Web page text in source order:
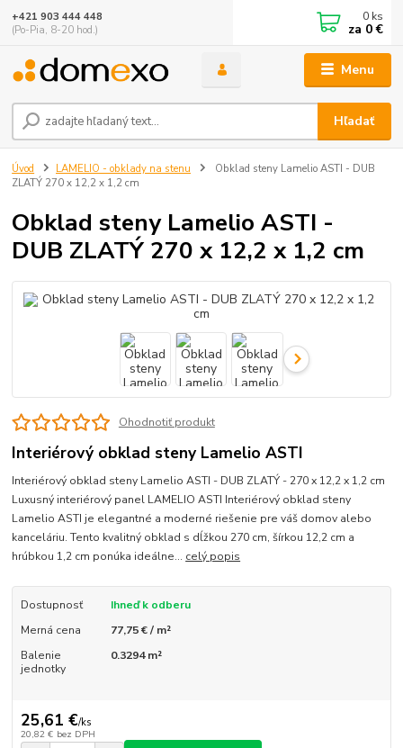
Menu
Hľadať
+421 903 444 448
(Po-Pia, 8-20 hod.)
0 ks
za 0 €
Úvod LAMELIO - obklady na stenu
Obklad steny Lamelio ASTI - DUB
ZLATÝ 270 x 12,2 x 1,2 cm
Obklad steny Lamelio ASTI -
DUB ZLATÝ 270 x 12,2 x 1,2 cm
Ohodnotiť produkt
Interiérový obklad steny Lamelio ASTI
Interiérový obklad steny Lamelio ASTI - DUB ZLATÝ - 270 x 12,2 x 1,2 cm
Luxusný interiérový panel LAMELIO ASTI Interiérový obklad steny
Lamelio ASTI je elegantné a moderné riešenie pre váš domov alebo
kanceláriu. Tento kvalitný obklad s dĺžkou 270 cm, šírkou 12,2 cm a
hrúbkou 1,2 cm ponúka ideálne... celý popis
Dostupnosť
Ihneď k odberu
Merná cena
77,75 € / m²
Balenie
jednotky
0.3294 m²
25,61 €/ks
20,82 € bez DPH